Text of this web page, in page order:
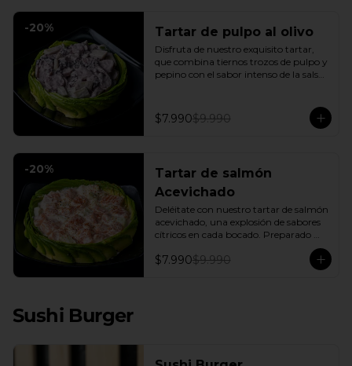
-20% Tartar de pulpo al olivo
Disfruta de nuestro exquisito tartar,
que combina tiernos trozos de pulpo y
pepino con el sabor intenso de la salsa
experiencia única de sabor y textura.
$7.990$9.990
-20%
Tartar de salmón
Acevichado
Deléitate con nuestro tartar de salmón
acevichado, una explosión de sabores
cítricos en cada bocado. Preparado
con una base de pepino fresco y palta
cremosa, este plato es el equilibrio
perfecto. Incluye: 1 Salsa de Soya 30ML
$7.990$9.990
Sushi Burger